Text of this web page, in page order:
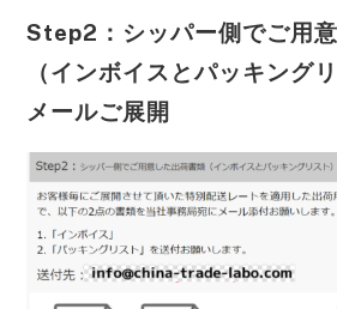
Step2：シッパー側でご用
（インボイスとパッキング
メールご展開